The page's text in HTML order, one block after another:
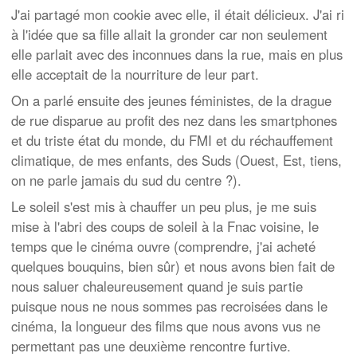
J'ai partagé mon cookie avec elle, il était délicieux. J'ai ri
à l'idée que sa fille allait la gronder car non seulement
elle parlait avec des inconnues dans la rue, mais en plus
elle acceptait de la nourriture de leur part.
On a parlé ensuite des jeunes féministes, de la drague
de rue disparue au profit des nez dans les smartphones
et du triste état du monde, du FMI et du réchauffement
climatique, de mes enfants, des Suds (Ouest, Est, tiens,
on ne parle jamais du sud du centre ?).
Le soleil s'est mis à chauffer un peu plus, je me suis
mise à l'abri des coups de soleil à la Fnac voisine, le
temps que le cinéma ouvre (comprendre, j'ai acheté
quelques bouquins, bien sûr) et nous avons bien fait de
nous saluer chaleureusement quand je suis partie
puisque nous ne nous sommes pas recroisées dans le
cinéma, la longueur des films que nous avons vus ne
permettant pas une deuxième rencontre furtive.